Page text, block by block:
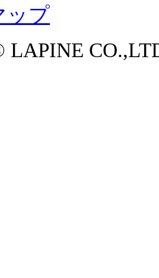
ップ